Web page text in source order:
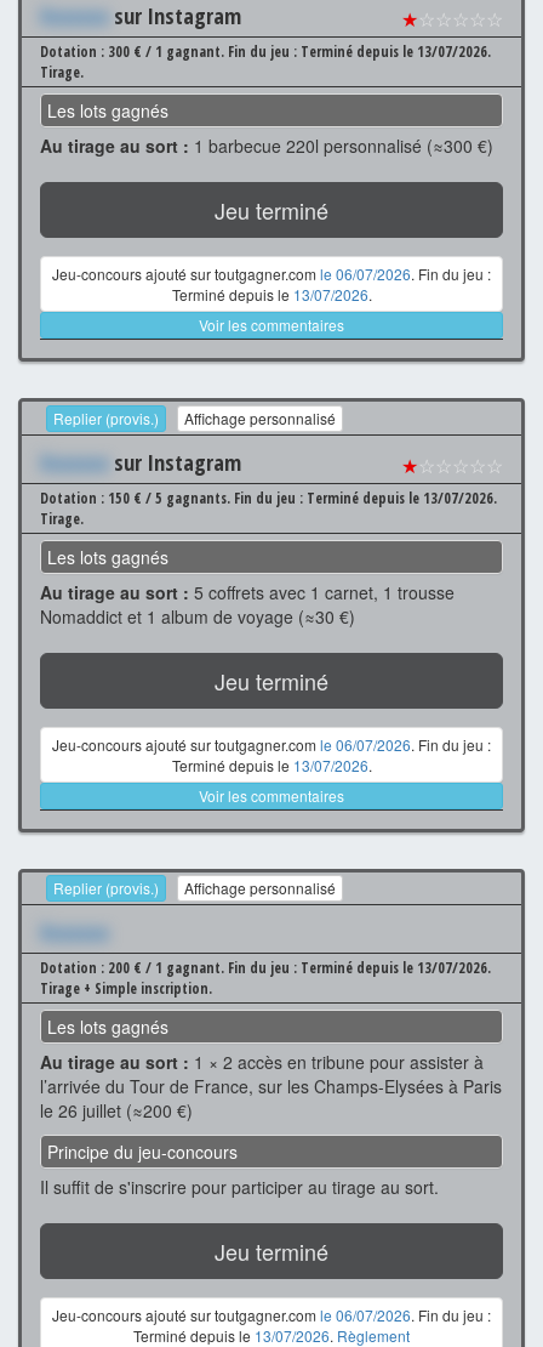
Xxxxxxx sur Instagram ★☆☆☆☆☆
Dotation : 300 € / 1 gagnant. Fin du jeu : Terminé depuis le 13/07/2026.
Tirage.
Les lots gagnés
Au tirage au sort : 1 barbecue 220l personnalisé (≈300 €)
Jeu terminé
Jeu-concours ajouté sur toutgagner.com le 06/07/2026. Fin du jeu :
Terminé depuis le 13/07/2026.
Voir les commentaires
Replier (provis.) Affichage personnalisé
Xxxxxxx sur Instagram ★☆☆☆☆☆
Dotation : 150 € / 5 gagnants. Fin du jeu : Terminé depuis le 13/07/2026.
Tirage.
Les lots gagnés
Au tirage au sort : 5 coffrets avec 1 carnet, 1 trousse
Nomaddict et 1 album de voyage (≈30 €)
Jeu terminé
Jeu-concours ajouté sur toutgagner.com le 06/07/2026. Fin du jeu :
Terminé depuis le 13/07/2026.
Voir les commentaires
Replier (provis.) Affichage personnalisé
Xxxxxxx
Dotation : 200 € / 1 gagnant. Fin du jeu : Terminé depuis le 13/07/2026.
Tirage + Simple inscription.
Les lots gagnés
Au tirage au sort : 1 × 2 accès en tribune pour assister à
l’arrivée du Tour de France, sur les Champs-Elysées à Paris
le 26 juillet (≈200 €)
Principe du jeu-concours
Il suffit de s'inscrire pour participer au tirage au sort.
Jeu terminé
Jeu-concours ajouté sur toutgagner.com le 06/07/2026. Fin du jeu :
Terminé depuis le 13/07/2026. Règlement